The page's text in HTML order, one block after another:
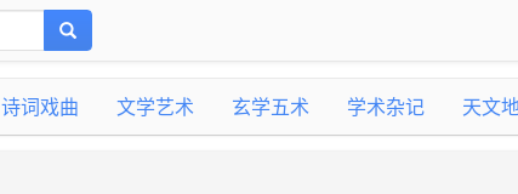
诗词戏曲 文学艺术 玄学五术 学术杂记 天文